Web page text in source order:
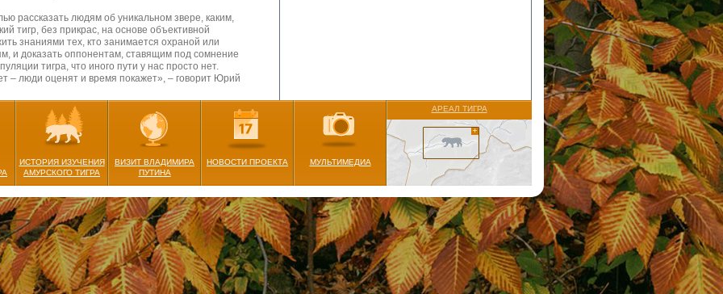
рассказать людям об уникальном звере, каким,
тигр, без прикрас, на основе объективной
знаниями тех, кто занимается охраной или
и доказать оппонентам, ставящим под сомнение
тигра, что иного пути у нас просто нет.
– люди оценят и время покажет», – говорит Юрий
директор центра «Амурский тигр», в свою очередь
и интересно, но в то же время точно и достоверно
редкого хищника в России.
огромного объёма уникальных знаний. Теперь, с
слушателем его лекции о тигре, при этом не
открылась для всех, кому это интересно.
уже состоявшийся писатель, отдельной
тигре у него не было. Важно, что в книге
о тиграх, обитающих в Хабаровском крае, где
но и о тиграх из Приморья, Еврейской
о которых позволили рассказать мне. Основная
достоин жить на нашей планете, а его дом – юг
ИСТОРИЯ ИЗУЧЕНИЯ
АМУРСКОГО ТИГРА
ВИЗИТ ВЛАДИМИРА
ПУТИНА
НОВОСТИ ПРОЕКТА МУЛЬТИМЕДИА
АРЕАЛ ТИГРА